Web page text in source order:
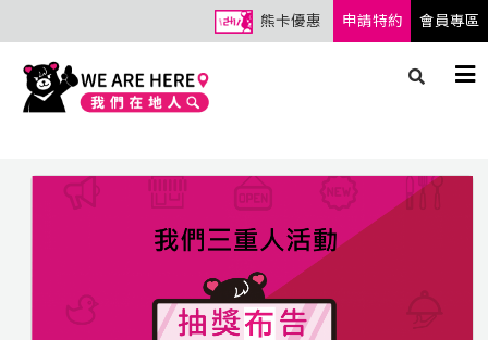
熊卡優惠 申請特約 會員專區